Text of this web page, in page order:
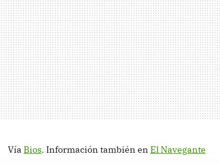
Vía Bios. Información también en El Navegante